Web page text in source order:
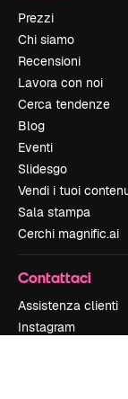
Prezzi
Chi siamo
Recensioni
Lavora con noi
Cerca tendenze
Blog
Eventi
Slidesgo
Vendi i tuoi
Sala stampa
Cerchi magnific.ai
Contattaci
Assistenza clienti
Instagram